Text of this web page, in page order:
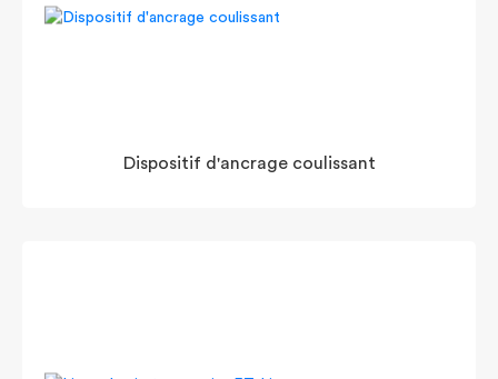
Dispositif d'ancrage coulissant